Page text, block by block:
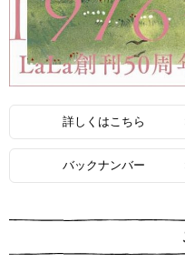
詳しくはこちら
バックナンバー